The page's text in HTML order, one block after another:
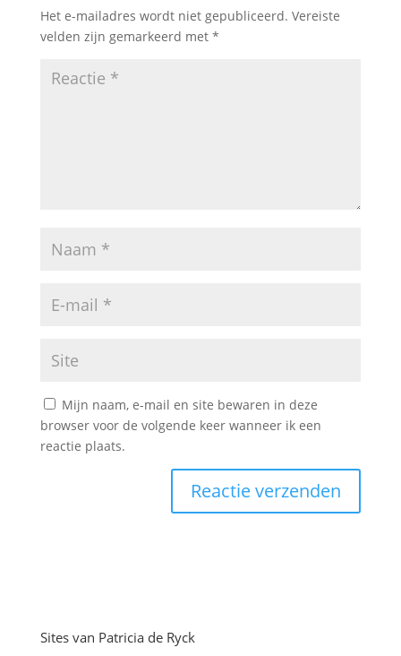
Het e-mailadres wordt niet gepubliceerd. Vereiste
velden zijn gemarkeerd met *
Mijn naam, e-mail en site bewaren in deze
browser voor de volgende keer wanneer ik een
reactie plaats.
Sites van Patricia de Ryck